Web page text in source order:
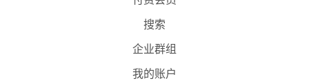
搜索
企业群组
我的账户